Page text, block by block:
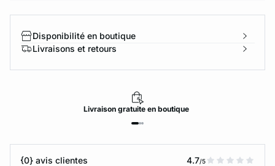
Disponibilité en boutique
Livraisons et retours
Livraisongratuiteen boutique
{0} avis clientes 4.7/5